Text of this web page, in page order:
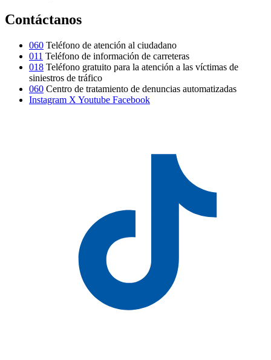
Contáctanos
060 Teléfono de atención al ciudadano
011 Teléfono de información de carreteras
018 Teléfono gratuito para la atención a las víctimas de
siniestros de tráfico
060 Centro de tratamiento de denuncias automatizadas
Instagram X Youtube Facebook